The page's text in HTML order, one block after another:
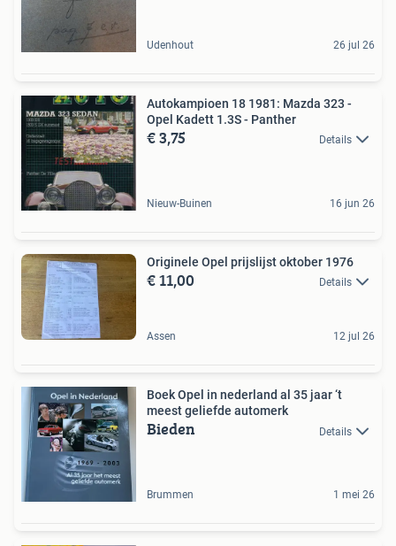
Udenhout 26 jul 26
Autokampioen 18 1981: Mazda 323 -
Opel Kadett 1.3S - Panther
€ 3,75 Details
Nieuw-Buinen 16 jun 26
Originele Opel prijslijst oktober 1976
€ 11,00 Details
Assen 12 jul 26
Boek Opel in nederland al 35 jaar ‘t
meest geliefde automerk
Bieden Details
Brummen 1 mei 26